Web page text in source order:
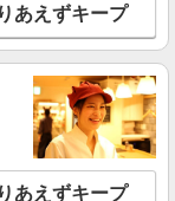
交通費全額別途支
よる
あえずキープ
あえずキープ